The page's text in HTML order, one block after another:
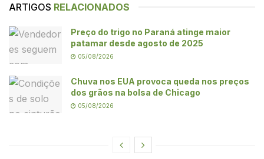
ARTIGOS RELACIONADOS
Preço do trigo no Paraná atinge maior
patamar desde agosto de 2025
05/08/2026
Chuva nos EUA provoca queda nos preços
dos grãos na bolsa de Chicago
05/08/2026